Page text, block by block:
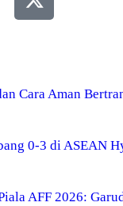
Cara Aman
0-3 di ASEAN
AFF 2026: